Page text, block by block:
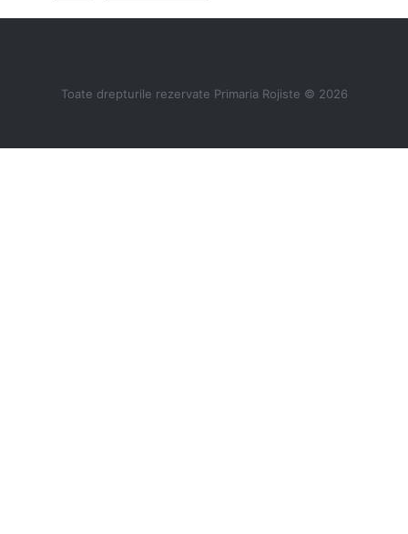
Toate drepturile rezervate Primaria Rojiste © 2026